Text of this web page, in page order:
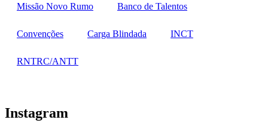
Missão Novo Rumo Banco de Talentos
Convenções Carga Blindada INCT
RNTRC/ANTT
Instagram